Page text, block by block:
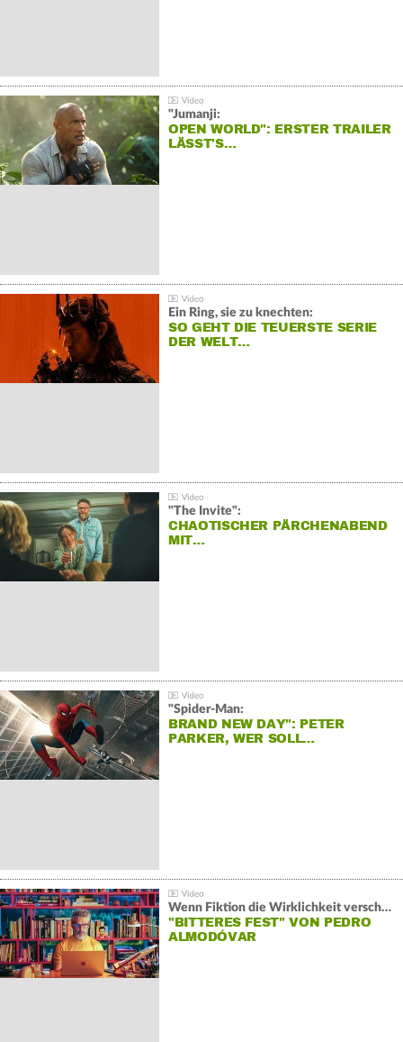
"Jumanji:
OPEN WORLD": ERSTER TRAILER
LÄSST'S…
Ein Ring, sie zu knechten:
SO GEHT DIE TEUERSTE SERIE
DER WELT…
"The Invite":
CHAOTISCHER PÄRCHENABEND
MIT…
"Spider-Man:
BRAND NEW DAY": PETER
PARKER, WER SOLL…
Wenn Fiktion die Wirklichkeit verschiebt:
"BITTERES FEST" VON PEDRO
ALMODÓVAR